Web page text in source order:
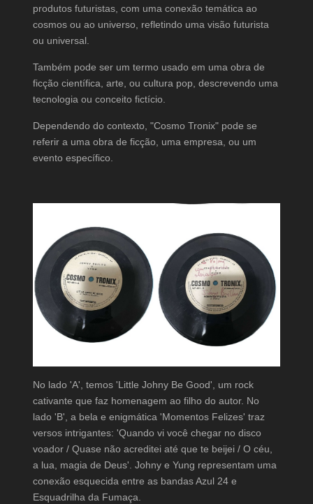
produtos futuristas, com uma conexão temática ao
cosmos ou ao universo, refletindo uma visão futurista
ou universal.
Também pode ser um termo usado em uma obra de
ficção científica, arte, ou cultura pop, descrevendo uma
tecnologia ou conceito fictício.
Dependendo do contexto, "Cosmo Tronix" pode se
referir a uma obra de ficção, uma empresa, ou um
evento específico.
No lado 'A', temos 'Little Johny Be Good', um rock
cativante que faz homenagem ao filho do autor. No
lado 'B', a bela e enigmática 'Momentos Felizes' traz
versos intrigantes: 'Quando vi você chegar no disco
voador / Quase não acreditei até que te beijei / O céu,
a lua, magia de Deus'. Johny e Yung representam uma
conexão esquecida entre as bandas Azul 24 e
Esquadrilha da Fumaça.